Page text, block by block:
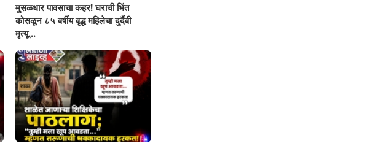
मुसळधार पावसाचा कहर! घराची भिंत
कोसळून ८५ वर्षीय वृद्ध महिलेचा दुर्दैवी
मृत्यू...